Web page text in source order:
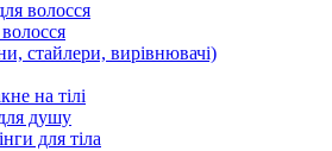
волосся
стайлери, вирівнювачі)
на тілі
душу
для тіла